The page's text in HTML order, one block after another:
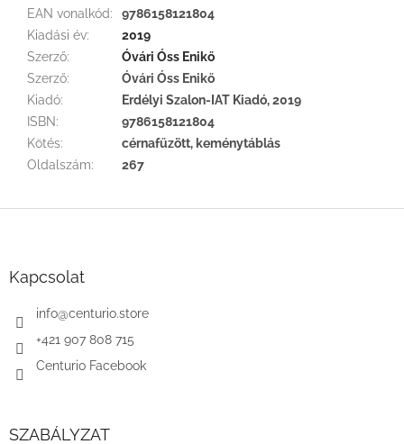
EAN vonalkód:
9786158121804
Kiadási év:
2019
Szerző:
Óvári Óss Enikő
Szerző:
Óvári Óss Enikő
Kiadó:
Erdélyi Szalon-IAT Kiadó, 2019
ISBN:
9786158121804
Kötés:
cérnafűzött, keménytáblás
Oldalszám: 267
Kapcsolat
info@centurio.store
+421 907 808 715
Centurio Facebook
SZABÁLYZAT